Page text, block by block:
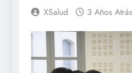
XSalud 3 Años Atrás